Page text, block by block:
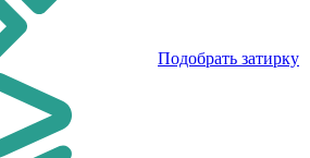
Подобрать затирку